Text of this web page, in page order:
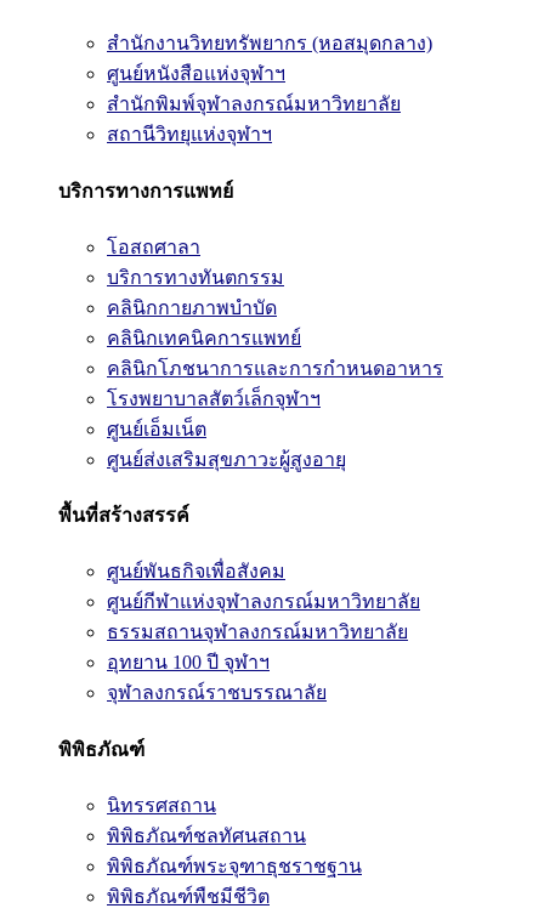
สำนักงานวิทยทรัพยากร (หอสมุดกลาง)
ศูนย์หนังสือแห่งจุฬาฯ
สำนักพิมพ์จุฬาลงกรณ์มหาวิทยาลัย
สถานีวิทยุแห่งจุฬาฯ
บริการทางการแพทย์
โอสถศาลา
บริการทางทันตกรรม
คลินิกกายภาพบำบัด
คลินิกเทคนิคการแพทย์
คลินิกโภชนาการและการกำหนดอาหาร
โรงพยาบาลสัตว์เล็กจุฬาฯ
ศูนย์เอ็มเน็ต
ศูนย์ส่งเสริมสุขภาวะผู้สูงอายุ
พื้นที่สร้างสรรค์
ศูนย์พันธกิจเพื่อสังคม
ศูนย์กีฬาแห่งจุฬาลงกรณ์มหาวิทยาลัย
ธรรมสถานจุฬาลงกรณ์มหาวิทยาลัย
อุทยาน 100 ปี จุฬาฯ
จุฬาลงกรณ์ราชบรรณาลัย
พิพิธภัณฑ์
นิทรรศสถาน
พิพิธภัณฑ์ชลทัศนสถาน
พิพิธภัณฑ์พระจุฑาธุชราชฐาน
พิพิธภัณฑ์พืชมีชีวิต